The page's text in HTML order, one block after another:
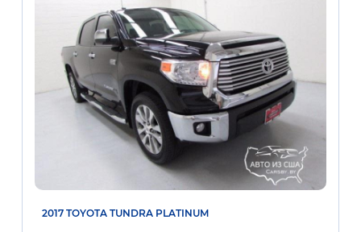
2017 TOYOTA TUNDRA PLATINUM